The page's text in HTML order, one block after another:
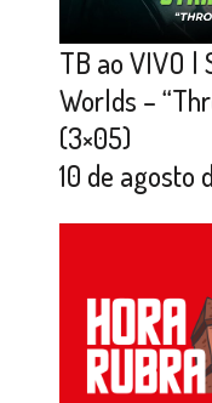
TB ao VIVO
Worlds –
(3×05)
10 de agosto